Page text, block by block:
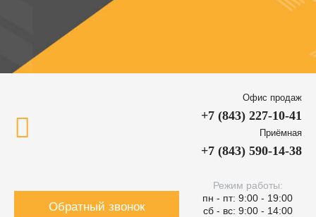
Офис продаж
+7 (843) 227-10-41
Приёмная
+7 (843) 590-14-38
Обратный звонок
Режим работы:
пн - пт: 9:00 - 19:00
сб - вс: 9:00 - 14:00